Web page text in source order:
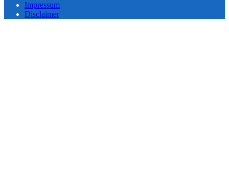
Impressum
Disclaimer